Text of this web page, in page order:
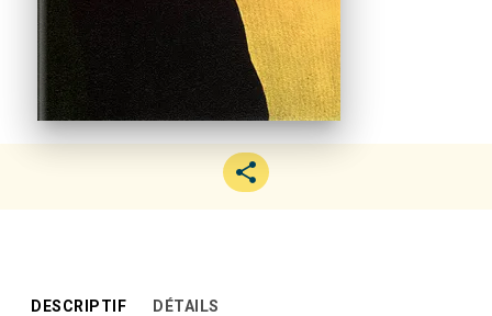
DESCRIPTIF DÉTAILS